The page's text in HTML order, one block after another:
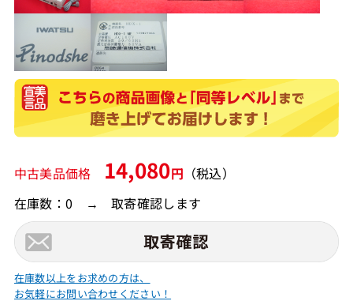
中古美品価格 14,080円 （税込）
在庫数：0 → 取寄確認します
在庫数以上をお求めの方は、
お気軽にお問い合わせください！